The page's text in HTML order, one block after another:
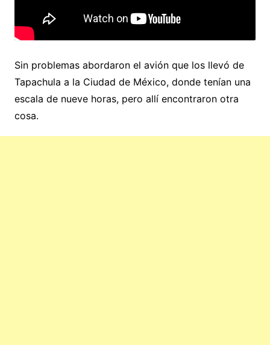
Sin problemas abordaron el avión que los llevó de
Tapachula a la Ciudad de México, donde tenían una
escala de nueve horas, pero allí encontraron otra
cosa.